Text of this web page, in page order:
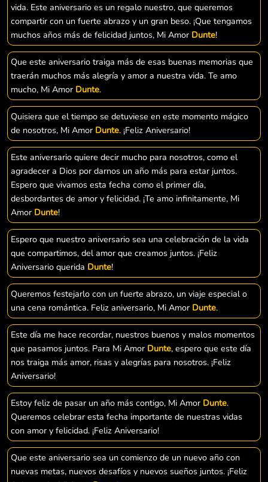
vida. Este aniversario es un regalo nuestro, que queremos
compartir con un fuerte abrazo y un gran beso. ¡Que tengamos
muchos años más de felicidad juntos, Mi Amor Dunte!
Que este aniversario traiga más de esas buenas memorias que
traerán muchos más alegría y amor a nuestra vida. Te amo
mucho, Mi Amor Dunte.
Quisiera que el tiempo se detuviese en este momento mágico
de nosotros, Mi Amor Dunte. ¡Feliz Aniversario!
Este aniversario quiere decir mucho para nosotros, como el
agradecer a Dios por darnos un año más para estar juntos.
Espero que vivamos esta fecha como el primer día,
desbordantes de amor y felicidad. ¡Te amo infinitamente, Mi
Amor Dunte!
Espero que nuestro aniversario sea una celebración de la vida
que compartimos, del amor que creamos juntos. ¡Feliz
Aniversario querida Dunte!
Queremos festejarlo con un fuerte abrazo, un viaje especial o
una cena romántica. Feliz aniversario, Mi Amor Dunte.
Este día me hace recordar, nuestros buenos y malos momentos
que pasamos juntos. Para Mi Amor Dunte, espero que este día
nos traiga más amor, risas y alegrías para nosotros. ¡Feliz
Aniversario!
Estoy feliz de pasar un año más contigo, Mi Amor Dunte.
Queremos celebrar esta fecha importante de nuestras vidas
con amor y felicidad. ¡Feliz Aniversario!
Que este aniversario sea un comienzo de un nuevo año con
nuevas metas, nuevos desafíos y nuevos sueños juntos. ¡Feliz